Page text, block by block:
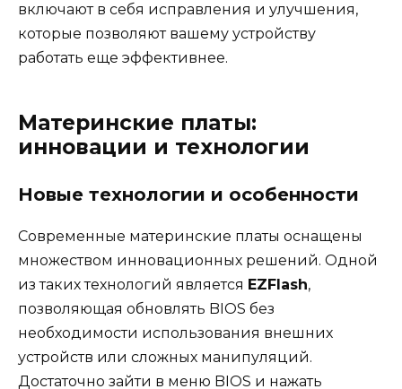
включают в себя исправления и улучшения,
которые позволяют вашему устройству
работать еще эффективнее.
Материнские платы:
инновации и технологии
Новые технологии и особенности
Современные материнские платы оснащены
множеством инновационных решений. Одной
из таких технологий является EZFlash,
позволяющая обновлять BIOS без
необходимости использования внешних
устройств или сложных манипуляций.
Достаточно зайти в меню BIOS и нажать